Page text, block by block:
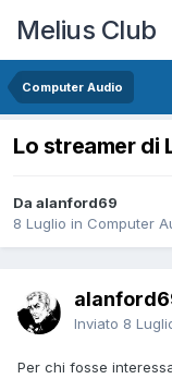
Melius Club
Computer Audio
Lo streamer di
Da alanford69
8 Luglio in Computer
Inviato 8
Per chi fosse